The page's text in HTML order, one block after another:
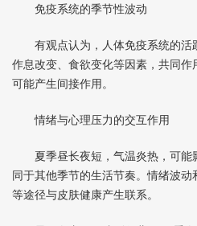
免疫系统的季节性波动
有观点认为，人体免疫系统的活
作息改变、食欲变化等因素，共同
可能产生间接作用。
情绪与心理压力的交互作用
夏季昼长夜短，气温炎热，可能
同于其他季节的生活节奏。情绪波
等途径与皮肤健康产生联系。